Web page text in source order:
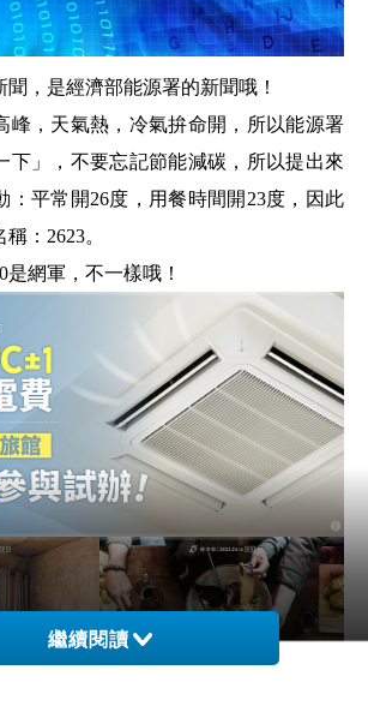
，是經濟部能源署的新聞哦！
峰，天氣熱，冷氣拚命開，所以能源署
下」，不要忘記節能減碳，所以提出來
：平常開26度，用餐時間開23度，因此
：2623。
是網軍，不一樣哦！
繼續閱讀